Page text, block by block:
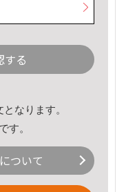
する
なります。
す。
ついて